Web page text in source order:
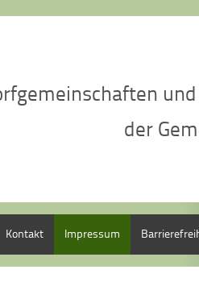
der
Kontakt Impressum